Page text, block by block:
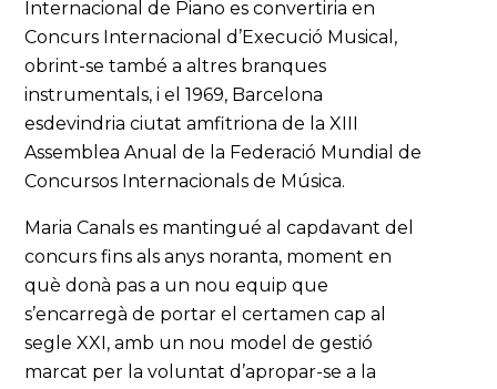
Internacional de Piano es convertiria en
Concurs Internacional d’Execució Musical,
obrint-se també a altres branques
instrumentals, i el 1969, Barcelona
esdevindria ciutat amfitriona de la XIII
Assemblea Anual de la Federació Mundial de
Concursos Internacionals de Música.
Maria Canals es mantingué al capdavant del
concurs fins als anys noranta, moment en
què donà pas a un nou equip que
s’encarregà de portar el certamen cap al
segle XXI, amb un nou model de gestió
marcat per la voluntat d’apropar-se a la